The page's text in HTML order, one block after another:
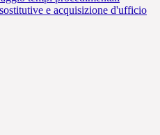
e acquisizione d'ufficio